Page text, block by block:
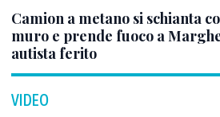
Camion a metano si schianta
muro e prende fuoco a
autista ferito
VIDEO